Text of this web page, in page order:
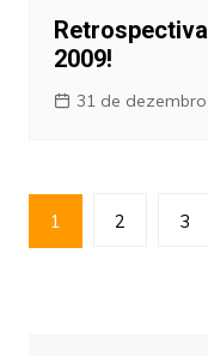
2009!
31 de
Paginação
de
1 2 3